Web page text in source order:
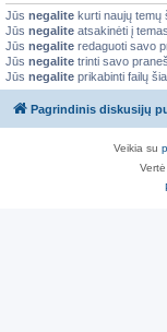
Jūs negalite kurti naujų temų
Jūs negalite atsakinėti į
Jūs negalite redaguoti savo
Jūs negalite trinti savo
Jūs negalite prikabinti failų
Pagrindinis diskusijų
Veikia su
Vertė